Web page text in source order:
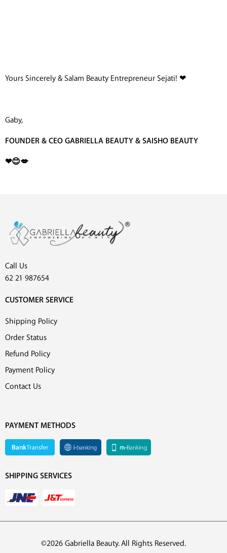
Yours Sincerely & Salam Beauty Entrepreneur Sejati! ❤
Gaby,
FOUNDER & CEO GABRIELLA BEAUTY & SAISHO BEAUTY
❤😊💋
Call Us
62 21 987654
CUSTOMER SERVICE
Shipping Policy
Order Status
Refund Policy
Payment Policy
Contact Us
PAYMENT METHODS
SHIPPING SERVICES
©2026 Gabriella Beauty. All Rights Reserved.